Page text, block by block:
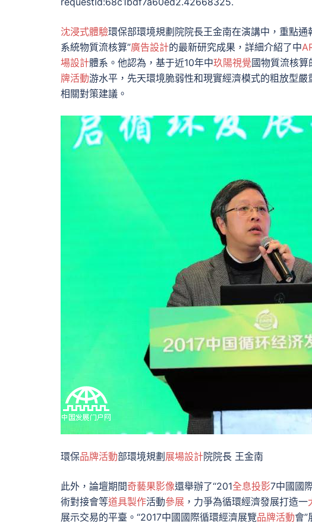
沈浸式體驗環保部環境規劃院院長王金南在演講中，重點通
系統物質流核算”廣告設計的最新研究成果，詳細介紹了中
場設計體系。他認為，基于近10年中玖陽視覺國物質流核算
牌活動游水平，先天環境脆弱性和現實經濟模式的粗放型
相關對策建議。
環保品牌活動部環境規劃 展場設計院院長 王金南
此外，論壇期間奇藝果影像還舉辦了“201全息投影7中國國
術對接會等道具製作活動參展 ，力爭為循環經濟發展打造一
展示交易的平臺。“2017中國國際循環經濟展覽品牌活動會”